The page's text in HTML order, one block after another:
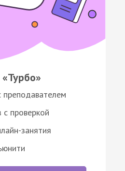
преподавателем
проверкой
занятия